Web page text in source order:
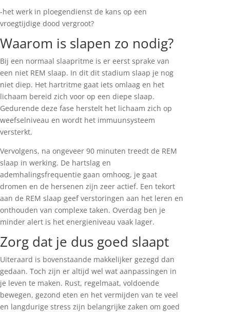
-het werk in ploegendienst de kans op een
vroegtijdige dood vergroot?
Waarom is slapen zo nodig?
Bij een normaal slaapritme is er eerst sprake van
een niet REM slaap. In dit dit stadium slaap je nog
niet diep. Het hartritme gaat iets omlaag en het
lichaam bereid zich voor op een diepe slaap.
Gedurende deze fase herstelt het lichaam zich op
weefselniveau en wordt het immuunsysteem
versterkt.
Vervolgens, na ongeveer 90 minuten treedt de REM
slaap in werking. De hartslag en
ademhalingsfrequentie gaan omhoog, je gaat
dromen en de hersenen zijn zeer actief. Een tekort
aan de REM slaap geef verstoringen aan het leren en
onthouden van complexe taken. Overdag ben je
minder alert is het energieniveau vaak lager.
Zorg dat je dus goed slaapt
Uiteraard is bovenstaande makkelijker gezegd dan
gedaan. Toch zijn er altijd wel wat aanpassingen in
je leven te maken. Rust, regelmaat, voldoende
bewegen, gezond eten en het vermijden van te veel
en langdurige stress zijn belangrijke zaken om goed